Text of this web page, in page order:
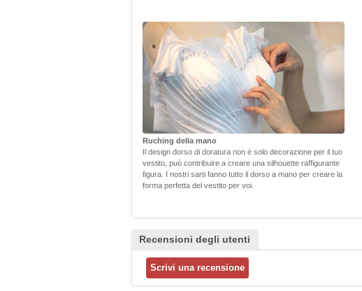
Ruching della mano
Il design dorso di doratura non è solo decorazione per il tuo
vestito, può contribuire a creare una silhouette raffigurante
figura. I nostri sarti fanno tutto il dorso a mano per creare la
forma perfetta del vestito per voi.
Recensioni degli utenti